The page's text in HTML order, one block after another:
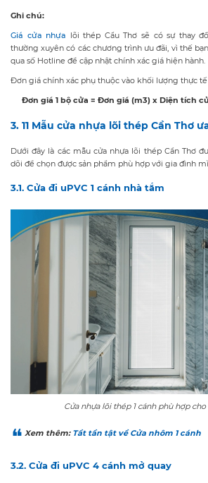
Ghi chú:
Giá cửa nhựa lõi thép Cầu Thơ sẽ có sự thay
thường xuyên có các chương trình ưu đãi, vì thế
qua số Hotline để cập nhật chính xác giá hiện hành.
Đơn giá chính xác phụ thuộc vào khối lượng thực
Đơn giá 1 bộ cửa = Đơn giá (m3) x Diện tích
3. 11 Mẫu cửa nhựa lõi thép Cần Thơ
Dưới đây là các mẫu cửa nhựa lõi thép Cần Thơ
dõi để chọn được sản phẩm phù hợp với gia đình
3.1. Cửa đi uPVC 1 cánh nhà tắm
Cửa nhựa lõi thép 1 cánh phù hợp
Xem thêm: Tầt tần tật về Cửa nhôm 1 cánh
3.2. Cửa đi uPVC 4 cánh mở quay